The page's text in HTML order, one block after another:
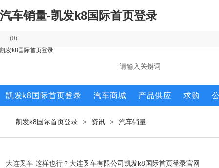
汽车销量-凯发k8国际首页登录
(0)
凯发k8国际首页登录
凯发k8国际首页登录 汽车商城 产品供应 求购
凯发k8国际首页登录 > 资讯 > 汽车销量
大连叉车 这样也行？大连叉车有限公司凯发k8国际首页登录官网